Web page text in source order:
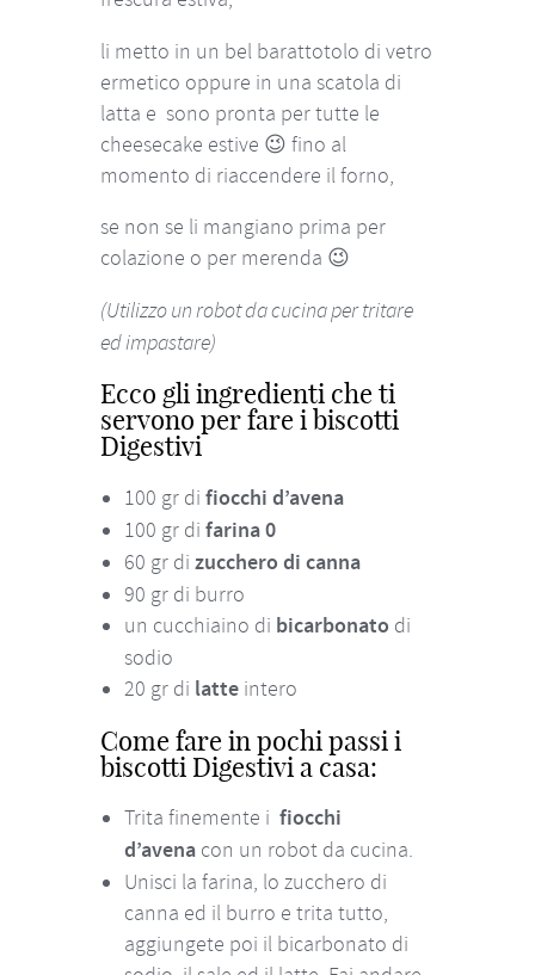
li metto in un bel barattotolo di vetro
ermetico oppure in una scatola di
latta e sono pronta per tutte le
cheesecake estive 😉 fino al
momento di riaccendere il forno,
se non se li mangiano prima per
colazione o per merenda 😉
(Utilizzo un robot da cucina per tritare
ed impastare)
Ecco gli ingredienti che ti
servono per fare i biscotti
Digestivi
100 gr di fiocchi d’avena
100 gr di farina 0
60 gr di zucchero di canna
90 gr di burro
un cucchiaino di bicarbonato di
sodio
20 gr di latte intero
Come fare in pochi passi i
biscotti Digestivi a casa:
Trita finemente i fiocchi
d’avena con un robot da cucina.
Unisci la farina, lo zucchero di
canna ed il burro e trita tutto,
aggiungete poi il bicarbonato di